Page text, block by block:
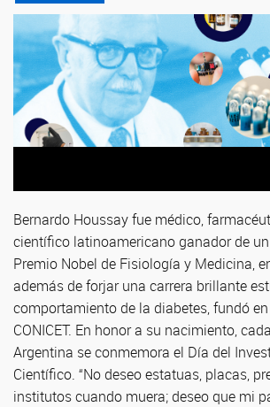
Bernardo Houssay fue médico,
científico latinoamericano ganador de
Premio Nobel de Fisiología y Medicina,
además de forjar una carrera brillante
comportamiento de la diabetes, fundó
CONICET. En honor a su nacimiento,
Argentina se conmemora el Día del
Científico. “No deseo estatuas, placas,
institutos cuando muera; deseo que mi